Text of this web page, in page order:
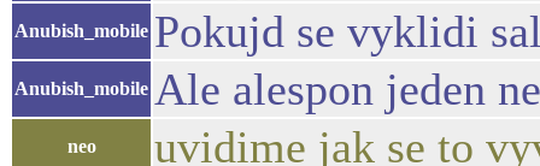
Anubish_mobile Pokujd se vyklidi
Anubish_mobile Ale alespon jeden
neo uvidime jak se to